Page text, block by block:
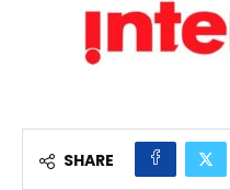
SHARE